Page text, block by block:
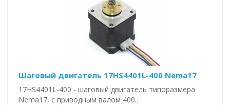
Шаговый двигатель 17HS4401L-400 Nema17
17HS4401L-400 - шаговый двигатель типоразмера
Nema17, с приводным валом 400..